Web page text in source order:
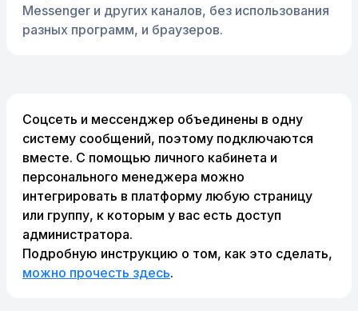
Messenger и других каналов, без использования
разных программ, и браузеров.
Соцсеть и мессенджер объединены в одну
систему сообщений, поэтому подключаются
вместе. С помощью личного кабинета и
персонального менеджера можно
интегрировать в платформу любую страницу
или группу, к которым у вас есть доступ
администратора.
Подробную инструкцию о том, как это сделать,
можно прочесть здесь.